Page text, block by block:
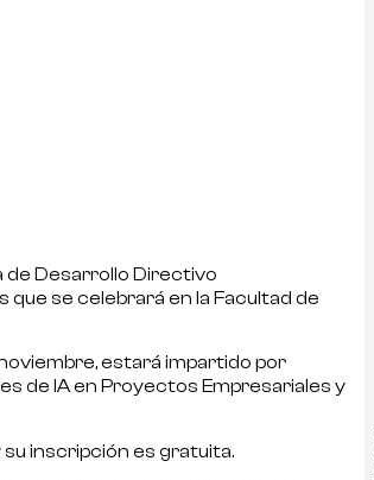
de Desarrollo Directivo
que se celebrará en la Facultad de
estará impartido por
de IA en Proyectos Empresariales y
inscripción es gratuita.